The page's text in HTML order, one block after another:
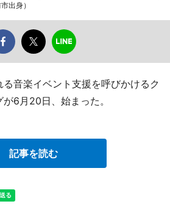
出身）
音楽イベント支援を呼びかけるク
6月20日、始まった。
記事を読む